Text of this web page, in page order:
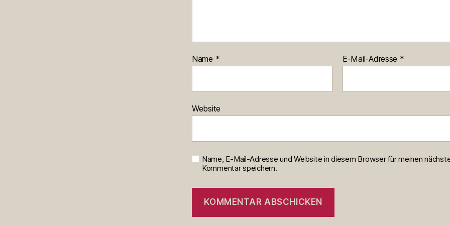
Name * E-Mail-Adresse *
Website
Name, E-Mail-Adresse und Website in diesem Browser für meinen
Kommentar speichern.